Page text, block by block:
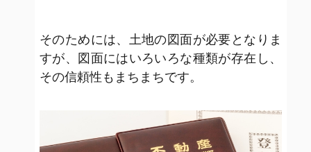
そのためには、土地の図面が必要となりま
すが、図面にはいろいろな種類が存在し、
その信頼性もまちまちです。